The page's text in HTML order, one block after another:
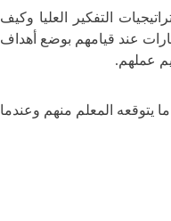
التفكير العليا وكيف
عند قيامهم بوضع أهداف
عملهم.
يتوقعه المعلم منهم وعندما